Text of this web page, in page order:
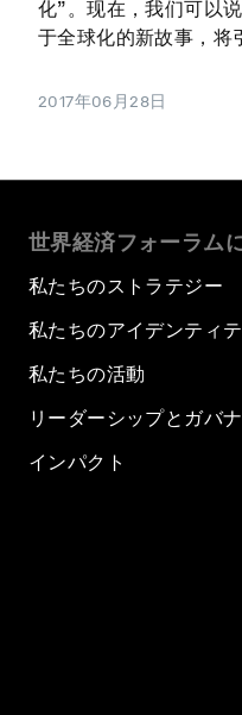
化”。现在，我们可以
于全球化的新故事，将
2017年06月28日
世界経済フォーラム
私たちのストラテジー
私たちのアイデンティ
私たちの活動
リーダーシップとガバ
インパクト